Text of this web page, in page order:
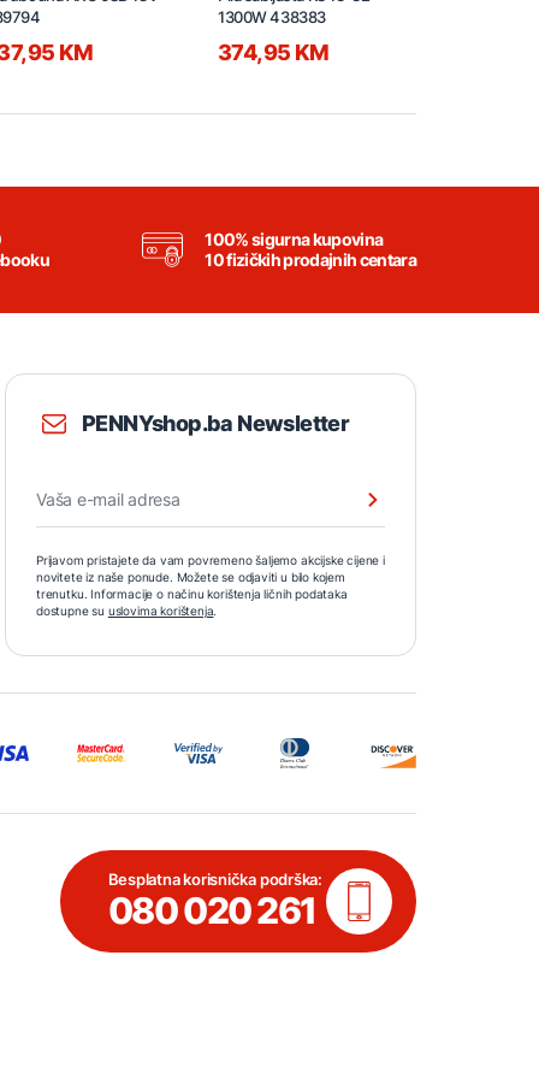
KM
1300W 438383
374,95 KM
100% sigurna kupovina
10 fizičkih prodajnih centara
PENNYshop.ba Newsletter
Prijavom pristajete da vam povremeno šaljemo akcijske cijene i
novitete iz naše ponude. Možete se odjaviti u bilo kojem
trenutku. Informacije o načinu korištenja ličnih podataka
dostupne su uslovima korištenja.
Besplatna korisnička podrška:
080 020 261